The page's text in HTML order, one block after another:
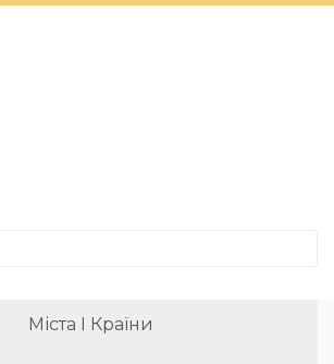
Міста І Країни